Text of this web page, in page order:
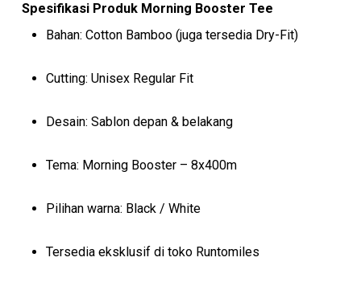
Spesifikasi Produk Morning Booster Tee
Bahan: Cotton Bamboo (juga tersedia Dry-Fit)
Cutting: Unisex Regular Fit
Desain: Sablon depan & belakang
Tema: Morning Booster – 8x400m
Pilihan warna: Black / White
Tersedia eksklusif di toko Runtomiles